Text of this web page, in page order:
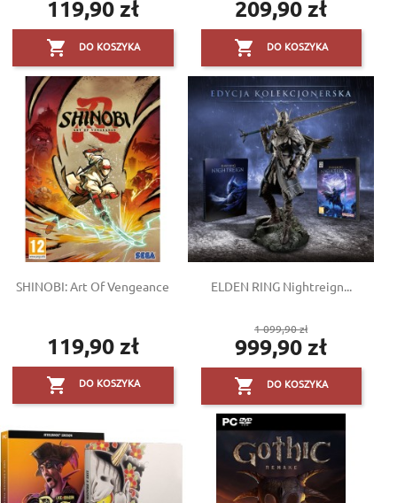
Cena
119,90 zł
 DO KOSZYKA
Cena
209,90 zł
 DO KOSZYKA
SHINOBI: Art Of Vengeance
Cena
119,90 zł
 DO KOSZYKA
ELDEN RING Nightreign...
Cena
podstawowa
1 099,90 zł
Cena
999,90 zł
 DO KOSZYKA